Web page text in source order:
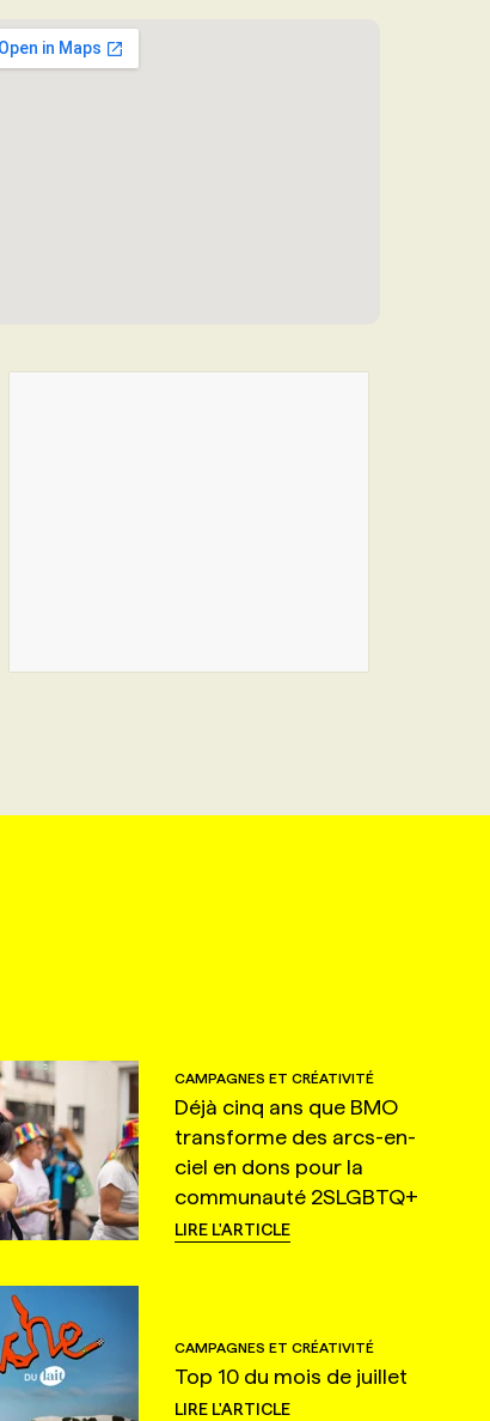
CAMPAGNES ET CRÉATIVITÉ
Déjà cinq ans que BMO
transforme des arcs-en-
ciel en dons pour la
communauté 2SLGBTQ+
LIRE L'ARTICLE
CAMPAGNES ET CRÉATIVITÉ
Top 10 du mois de juillet
LIRE L'ARTICLE